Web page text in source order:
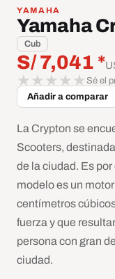
YAMAHA
Yamaha
Cub
S/ 7,041 *
★ ★ ★ ★ ★ Sé el
Añadir a comparar
La Crypton se
Scooters,
de la ciudad. Es
modelo es un
centímetros
fuerza y que
persona con gran
ciudad.